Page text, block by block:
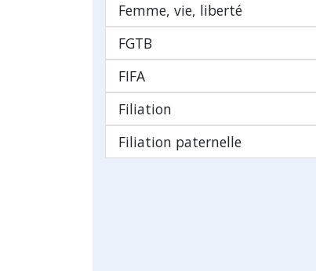
Femme, vie, liberté
FGTB
FIFA
Filiation
Filiation paternelle